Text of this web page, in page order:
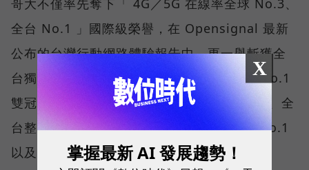
哥大不僅率先奪下「 4G／5G 在線率全球 No.3、
全台 No.1 」國際級榮譽，在 Opensignal 最新
公布的台灣行動網路體驗報告中，更一舉斬獲全
台獨有的「可靠性體驗」與「品質一致性」No.1
雙冠王，同時，包辦全台整體影音體驗 No.1、全
台整體語音體驗 No.1、全台 5G 語音體驗 No.1
以及全台網路在線率 No.1 多項榮譽。
X
掌握最新 AI 發展趨勢！